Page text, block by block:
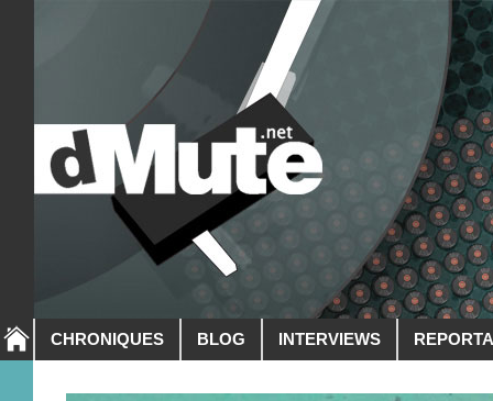
CHRONIQUES BLOG INTERVIEWS